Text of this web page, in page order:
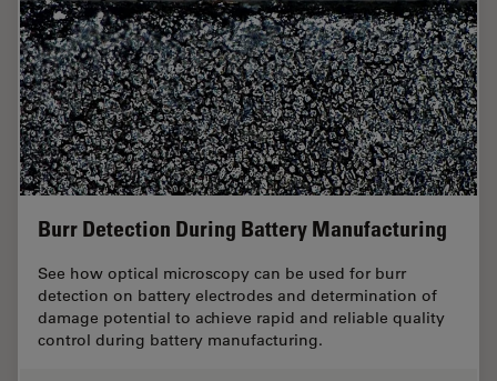
Burr Detection During Battery Manufacturing
See how optical microscopy can be used for burr
detection on battery electrodes and determination of
damage potential to achieve rapid and reliable quality
control during battery manufacturing.